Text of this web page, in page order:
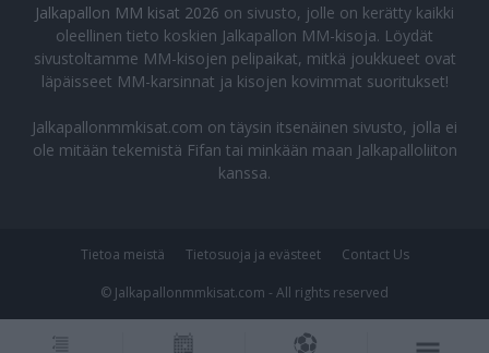
Jalkapallon MM kisat 2026 on sivusto, jolle on kerätty kaikki
oleellinen tieto koskien Jalkapallon MM-kisoja. Löydät
sivustoltamme MM-kisojen pelipaikat, mitkä joukkueet ovat
läpäisseet MM-karsinnat ja kisojen kovimmat suoritukset!
Jalkapallonmmkisat.com on täysin itsenäinen sivusto, jolla ei
ole mitään tekemistä Fifan tai minkään maan Jalkapalloliiton
kanssa.
Tietoa meistä Tietosuoja ja evästeet Contact Us
© Jalkapallonmmkisat.com - All rights reserved